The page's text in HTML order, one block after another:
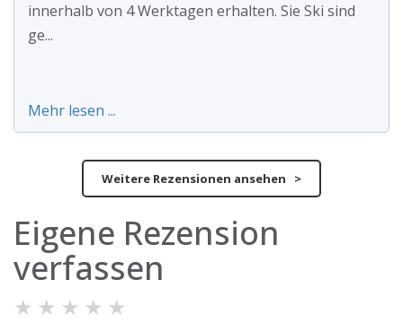
innerhalb von 4 Werktagen erhalten. Sie Ski sind
ge...
Mehr lesen ...
Weitere Rezensionen ansehen >
Eigene Rezension
verfassen
★ ★ ★ ★ ★